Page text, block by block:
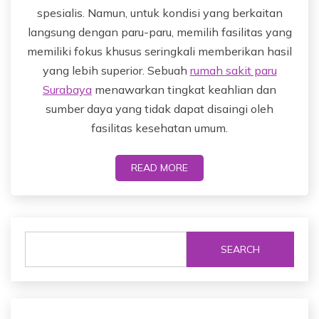
spesialis. Namun, untuk kondisi yang berkaitan
langsung dengan paru-paru, memilih fasilitas yang
memiliki fokus khusus seringkali memberikan hasil
yang lebih superior. Sebuah rumah sakit paru
Surabaya menawarkan tingkat keahlian dan
sumber daya yang tidak dapat disaingi oleh
fasilitas kesehatan umum.
READ MORE
SEARCH